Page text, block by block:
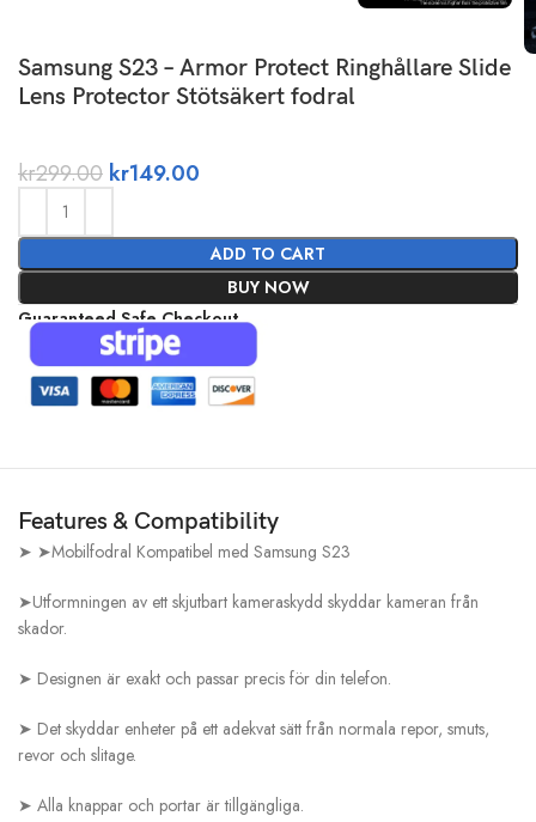
Samsung S23 – Armor Protect Ringhållare Slide
Lens Protector Stötsäkert fodral
kr299.00 kr149.00
ADD TO CART
BUY NOW
Guaranteed Safe Checkout
Features & Compatibility
➤ ➤Mobilfodral Kompatibel med Samsung S23
➤Utformningen av ett skjutbart kameraskydd skyddar kameran från
skador.
➤ Designen är exakt och passar precis för din telefon.
➤ Det skyddar enheter på ett adekvat sätt från normala repor, smuts,
revor och slitage.
➤ Alla knappar och portar är tillgängliga.